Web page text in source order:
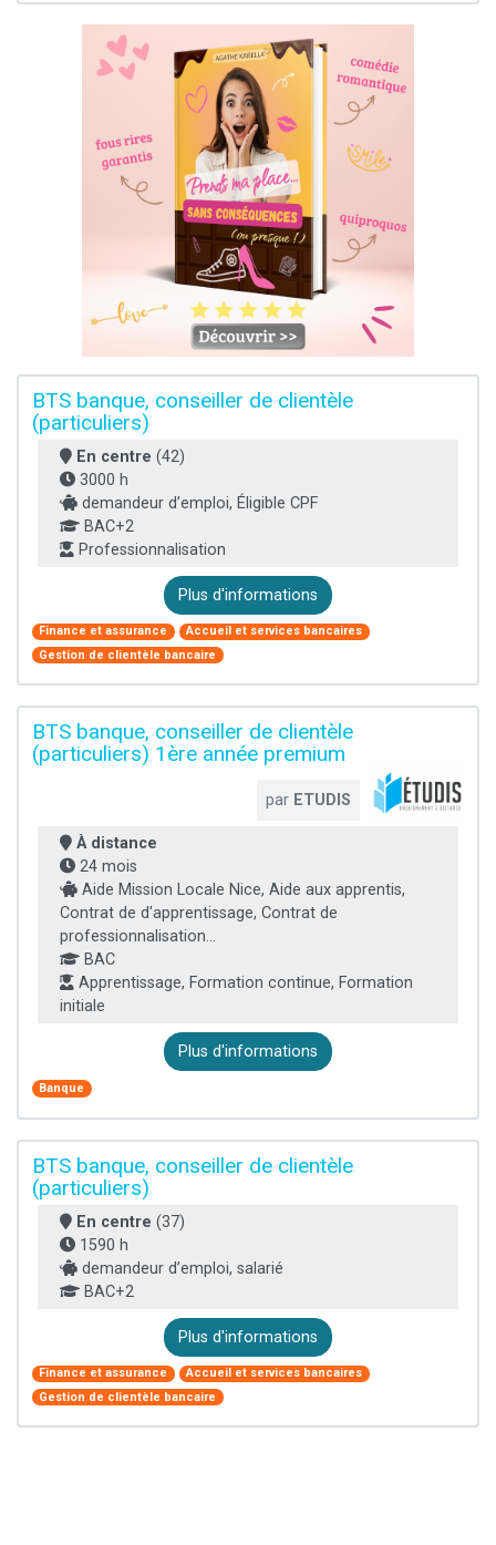
BTS banque, conseiller de clientèle
(particuliers)
En centre (42)
3000 h
demandeur d’emploi, Éligible CPF
BAC+2
Professionnalisation
Plus d'informations
Finance et assurance
Accueil et services bancaires
Gestion de clientèle bancaire
BTS banque, conseiller de clientèle
(particuliers) 1ère année premium
par ETUDIS
À distance
24 mois
Aide Mission Locale Nice, Aide aux apprentis,
Contrat de d'apprentissage, Contrat de
professionnalisation...
BAC
Apprentissage, Formation continue, Formation
initiale
Plus d'informations
Banque
BTS banque, conseiller de clientèle
(particuliers)
En centre (37)
1590 h
demandeur d’emploi, salarié
BAC+2
Plus d'informations
Finance et assurance
Accueil et services bancaires
Gestion de clientèle bancaire